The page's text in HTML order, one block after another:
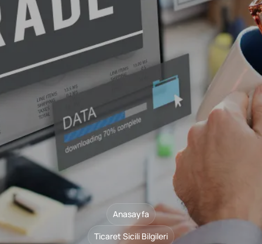
Yatırımcı İlişkileri
Referanslar
İletişim
Anasayfa
Ticaret Sicili Bilgileri